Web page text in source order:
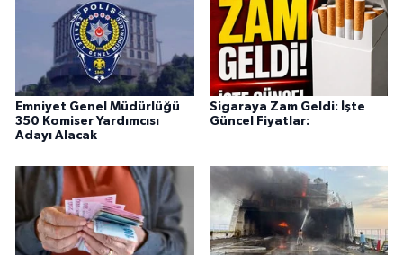
Emniyet Genel Müdürlüğü
350 Komiser Yardımcısı
Adayı Alacak
Sigaraya Zam Geldi: İşte
Güncel Fiyatlar: